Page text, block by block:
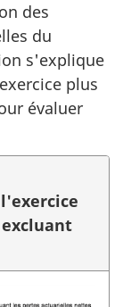
des
du
s'explique
plus
évaluer